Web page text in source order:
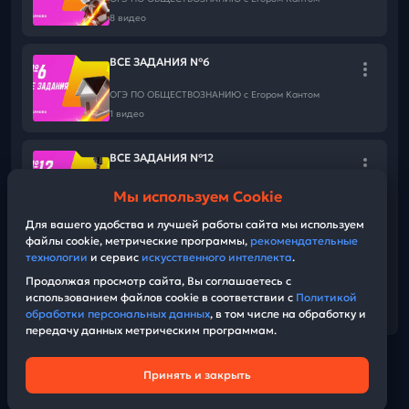
📲Макс
8 видео
ВСЕ ЗАДАНИЯ №6
ОГЭ ПО ОБЩЕСТВОЗНАНИЮ c Егором Кантом
1 видео
ВСЕ ЗАДАНИЯ №12
ОГЭ ПО ОБЩЕСТВОЗНАНИЮ c Егором Кантом
ВСЕ ЗАДАНИЯ №21-24
ОГЭ ПО ОБЩЕСТВОЗНАНИЮ c Егором Кантом
11 видео
© Bobr.video
Техническая поддержка
Политика конфиденциальности
Мы используем Cookie
Для вашего удобства и лучшей работы сайта мы используем
файлы cookie, метрические программы, рекомендательные
технологии и сервис искусственного интеллекта.
Продолжая просмотр сайта, Вы соглашаетесь с
использованием файлов cookie в соответствии с Политикой
обработки персональных данных, в том числе на обработку и
передачу данных метрическим программам.
Принять и закрыть